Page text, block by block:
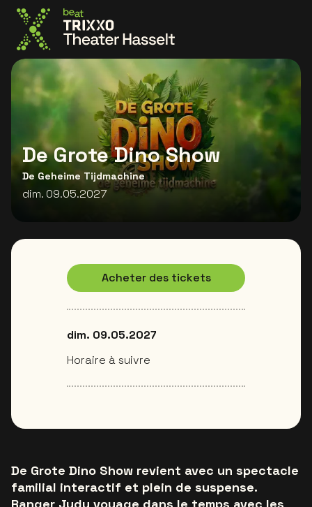
Allez à la page d'accueil
De Grote Dino Show
De Geheime Tijdmachine
dim. 09.05.2027
De Grote Dino Show revient avec un spectacle
familial interactif et plein de suspense.
Acheter des tickets
dim. 09.05.2027
Horaire à suivre